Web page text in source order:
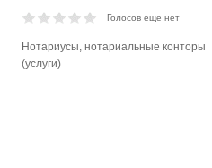
Голосов еще нет
Нотариусы, нотариальные конторы
(услуги)